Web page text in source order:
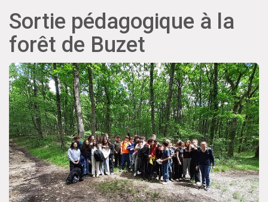
Sortie pédagogique à la
forêt de Buzet